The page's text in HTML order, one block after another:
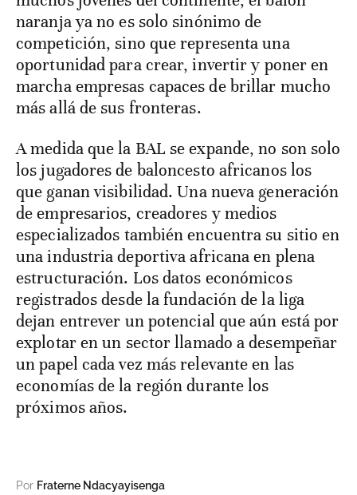
naranja ya no es solo sinónimo de
competición, sino que representa una
oportunidad para crear, invertir y poner en
marcha empresas capaces de brillar mucho
más allá de sus fronteras.
A medida que la BAL se expande, no son solo
los jugadores de baloncesto africanos los
que ganan visibilidad. Una nueva generación
de empresarios, creadores y medios
especializados también encuentra su sitio en
una industria deportiva africana en plena
estructuración. Los datos económicos
registrados desde la fundación de la liga
dejan entrever un potencial que aún está por
explotar en un sector llamado a desempeñar
un papel cada vez más relevante en las
economías de la región durante los
próximos años.
Por Fraterne Ndacyayisenga